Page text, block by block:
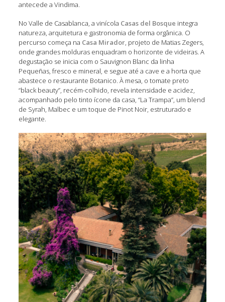
antecede a Vindima.
No Valle de Casablanca, a vinícola Casas del Bosque integra
natureza, arquitetura e gastronomia de forma orgânica. O
percurso começa na Casa Mirador, projeto de Matias Zegers,
onde grandes molduras enquadram o horizonte de videiras. A
degustação se inicia com o Sauvignon Blanc da linha
Pequeñas, fresco e mineral, e segue até a cave e a horta que
abastece o restaurante Botanico. À mesa, o tomate preto
“black beauty”, recém-colhido, revela intensidade e acidez,
acompanhado pelo tinto ícone da casa, “La Trampa”, um blend
de Syrah, Malbec e um toque de Pinot Noir, estruturado e
elegante.